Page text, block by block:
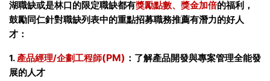
湖職缺或是林口的限定職缺都有獎勵點數、獎金加倍的福利，
鼓勵同仁針對職缺列表中的重點招募職務推薦有潛力的好人
才：
1. 產品經理/企劃工程師(PM) ：了解產品開發與專案管理全能發
展的人才